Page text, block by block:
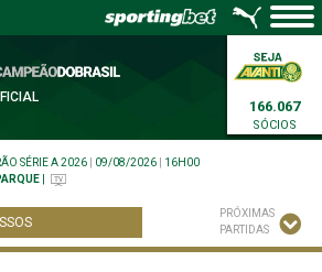
166.067
SÓCIOS
SÉRIE A 2026 09/08/2026
16H00
PRÓXIMAS
PARTIDAS